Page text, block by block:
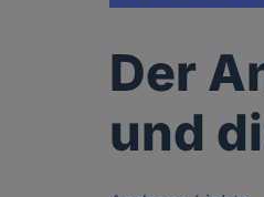
Der
und